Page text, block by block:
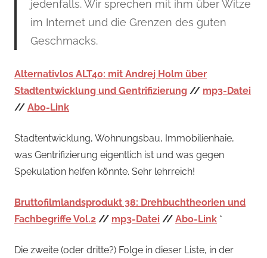
jedenfalls. Wir sprechen mit ihm über Witze
im Internet und die Grenzen des guten
Geschmacks.
Alternativlos ALT40: mit Andrej Holm über
Stadtentwicklung und Gentrifizierung // mp3-Datei
// Abo-Link
Stadtentwicklung, Wohnungsbau, Immobilienhaie,
was Gentrifizierung eigentlich ist und was gegen
Spekulation helfen könnte. Sehr lehrreich!
Bruttofilmlandsprodukt 38: Drehbuchtheorien und
Fachbegriffe Vol.2 // mp3-Datei // Abo-Link *
Die zweite (oder dritte?) Folge in dieser Liste, in der